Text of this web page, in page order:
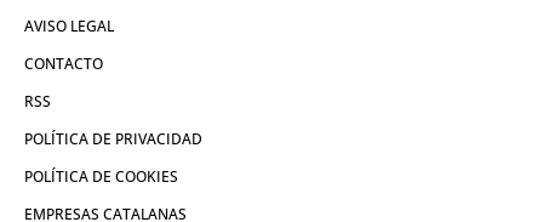
AVISO LEGAL
CONTACTO
RSS
POLÍTICA DE PRIVACIDAD
POLÍTICA DE COOKIES
EMPRESAS CATALANAS